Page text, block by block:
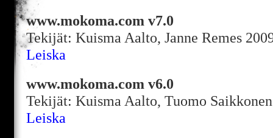
www.mokoma.com v7.0
Tekijät: Kuisma Aalto, Janne Remes
Leiska
www.mokoma.com v6.0
Tekijät: Kuisma Aalto, Tuomo
Leiska